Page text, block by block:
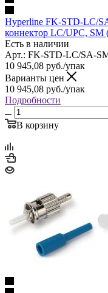
Hyperline FK-STD-LC/
коннектор LC/UPC, SM
Есть в наличии
Арт.: FK-STD-LC/SA-
10 945,08 руб./упак
Варианты цен
10 945,08 руб./упак
Подробности
В корзину